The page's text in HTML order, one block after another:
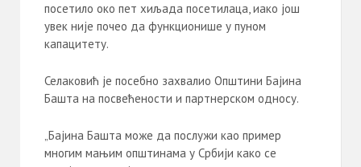
посетило око пет хиљада посетилаца, иако још
увек није почео да функционише у пуном
капацитету.
Селаковић је посебно захвалио Општини Бајина
Башта на посвећености и партнерском односу.
„Бајина Башта може да послужи као пример
многим мањим општинама у Србији како се